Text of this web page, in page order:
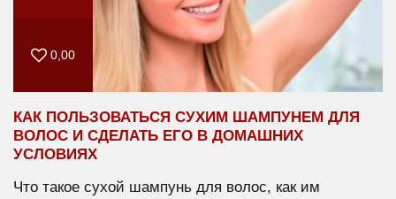
0,00
КАК ПОЛЬЗОВАТЬСЯ СУХИМ ШАМПУНЕМ ДЛЯ
ВОЛОС И СДЕЛАТЬ ЕГО В ДОМАШНИХ
УСЛОВИЯХ
Что такое сухой шампунь для волос, как им